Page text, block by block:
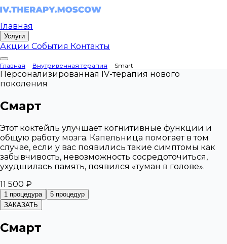
Главная
Услуги
Акции События Контакты
Главная Внутривенная терапия Smart
Персонализированная IV-терапия нового
поколения
Смарт
Этот коктейль улучшает когнитивные функции и
общую работу мозга. Капельница помогает в том
случае, если у вас появились такие симптомы как
забывчивость, невозможность сосредоточиться,
ухудшилась память, появился «туман в голове».
11 500 ₽
1 процедура
5 процедур
ЗАКАЗАТЬ
Смарт